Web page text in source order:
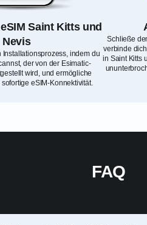
Saint Kitts und
Nevis
Installationsprozess, indem du
der von der Esimatic-
wird, und ermögliche
eSIM-Konnektivität.
Schließe
verbinde
in Saint Kitts
FAQ